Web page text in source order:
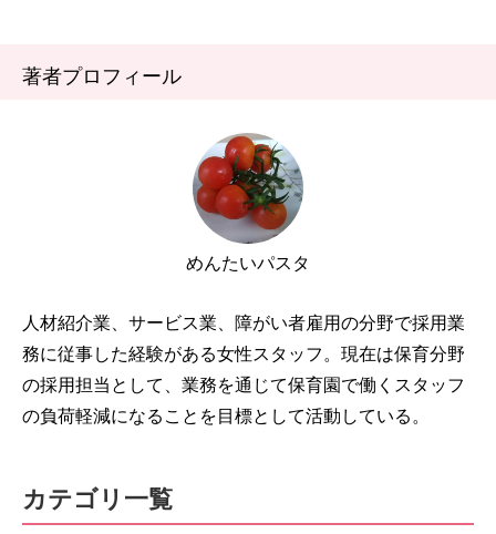
著者プロフィール
めんたいパスタ
人材紹介業、サービス業、障がい者雇用の分野で採用業
務に従事した経験がある女性スタッフ。現在は保育分野
の採用担当として、業務を通じて保育園で働くスタッフ
の負荷軽減になることを目標として活動している。
カテゴリ一覧